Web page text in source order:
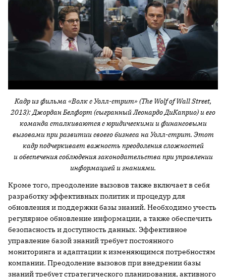
Кадр из фильма «Волк с Уолл-стрит» (The Wolf of Wall Street,
2013): Джордан Белфорт (сыгранный Леонардо ДиКаприо) и его
команда сталкиваются с юридическими и финансовыми
вызовами при развитии своего бизнеса на Уолл-стрит. Этот
кадр подчеркивает важность преодоления сложностей
и обеспечения соблюдения законодательства при управлении
информацией и знаниями.
Кроме того, преодоление вызовов также включает в себя
разработку эффективных политик и процедур для
обновления и поддержки базы знаний. Необходимо учесть
регулярное обновление информации, а также обеспечить
безопасность и доступность данных. Эффективное
управление базой знаний требует постоянного
мониторинга и адаптации к изменяющимся потребностям
компании. Преодоление вызовов при внедрении базы
знаний требует стратегического планирования, активного